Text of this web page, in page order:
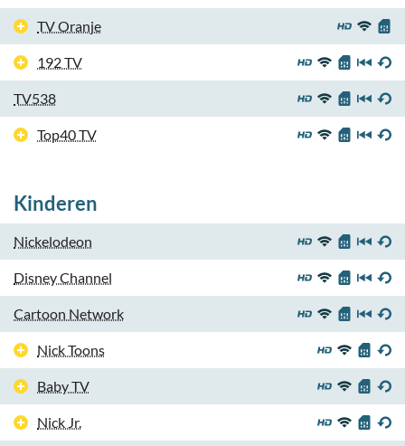
TV Oranje
192 TV
TV538
Top40 TV
Kinderen
Nickelodeon
Disney Channel
Cartoon Network
Nick Toons
Baby TV
Nick Jr.